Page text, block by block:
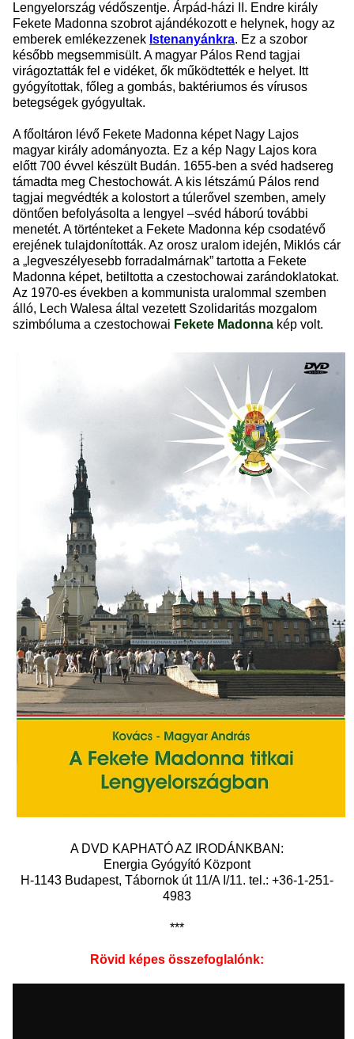
Lengyelország védőszentje. Árpád-házi II. Endre király
Fekete Madonna szobrot ajándékozott e helynek, hogy az
emberek emlékezzenek Istenanyánkra. Ez a szobor
később megsemmisült. A magyar Pálos Rend tagjai
virágoztatták fel e vidéket, ők működtették e helyet. Itt
gyógyítottak, főleg a gombás, baktériumos és vírusos
betegségek gyógyultak.
A főoltáron lévő Fekete Madonna képet Nagy Lajos
magyar király adományozta. Ez a kép Nagy Lajos kora
előtt 700 évvel készült Budán. 1655-ben a svéd hadsereg
támadta meg Chestochowát. A kis létszámú Pálos rend
tagjai megvédték a kolostort a túlerővel szemben, amely
döntően befolyásolta a lengyel –svéd háború további
menetét. A történteket a Fekete Madonna kép csodatévő
erejének tulajdonították. Az orosz uralom idején, Miklós cár
a „legveszélyesebb forradalmárnak” tartotta a Fekete
Madonna képet, betiltotta a czestochowai zarándoklatokat.
Az 1970-es években a kommunista uralommal szemben
álló, Lech Walesa által vezetett Szolidaritás mozgalom
szimbóluma a czestochowai Fekete Madonna kép volt.
A DVD KAPHATÓ AZ IRODÁNKBAN:
Energia Gyógyító Központ
H-1143 Budapest, Tábornok út 11/A I/11. tel.: +36-1-251-
4983
***
Rövid képes összefoglalónk: